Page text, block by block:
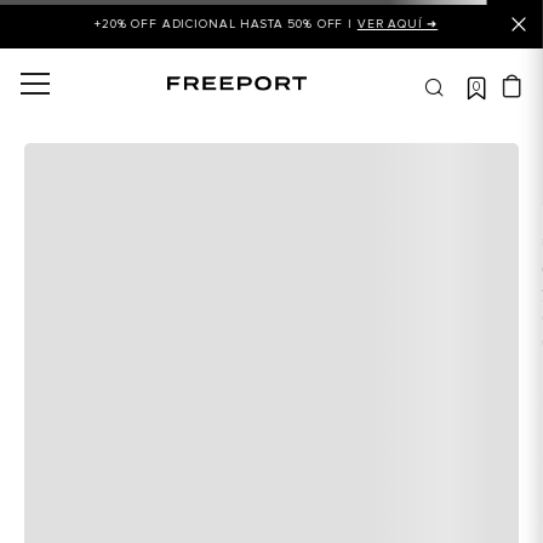
+20% OFF ADICIONAL HASTA 50% OFF | VER AQUÍ ➜
0